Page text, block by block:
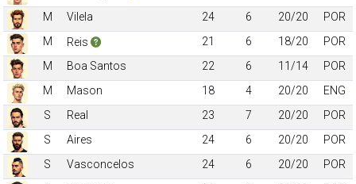
M
Vilela 24 6 20/20
POR
M
Reis 21 6 18/20
POR
M
Boa Santos 22 6 11/14
POR
M
Mason 18 4 20/20
ENG
S
Real 23 7 20/20
POR
S
Aires 24 6 20/20
POR
S
Vasconcelos 24 6 20/20
POR